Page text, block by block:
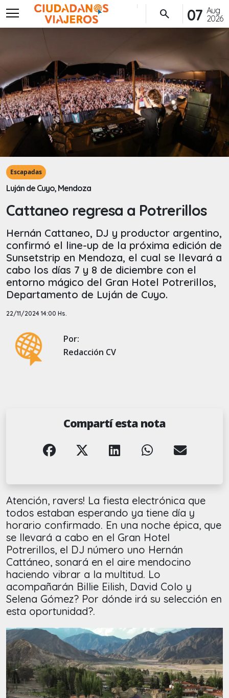
menu
Aug
2026
07
search
Escapadas
Luján de Cuyo, Mendoza
Cattaneo regresa a Potrerillos
Hernán Cattaneo, DJ y productor argentino,
confirmó el line-up de la próxima edición de
Sunsetstrip en Mendoza, el cual se llevará a
cabo los días 7 y 8 de diciembre con el
entorno mágico del Gran Hotel Potrerillos,
Departamento de Luján de Cuyo.
22/11/2024 14:00 Hs.
Por:
Redacción CV
Compartí esta nota
Atención, ravers! La fiesta electrónica que
todos estaban esperando ya tiene día y
horario confirmado. En una noche épica, que
se llevará a cabo en el Gran Hotel
Potrerillos, el DJ número uno Hernán
Cattáneo, sonará en el aire mendocino
haciendo vibrar a la multitud. Lo
acompañarán Billie Eilish, David Colo y
Selena Gómez? Por dónde irá su selección en
esta oportunidad?.